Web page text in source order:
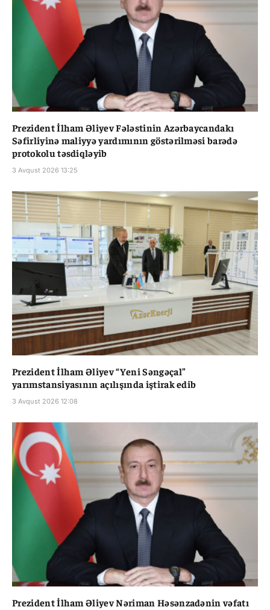
Prezident İlham Əliyev Fələstinin Azərbaycandakı
Səfirliyinə maliyyə yardımının göstərilməsi barədə
protokolu təsdiqləyib
3 Avqust 2026 13:25
Prezident İlham Əliyev “Yeni Səngəçal”
yarımstansiyasının açılışında iştirak edib
3 Avqust 2026 12:08
Prezident İlham Əliyev Nəriman Həsənzadənin vəfatı